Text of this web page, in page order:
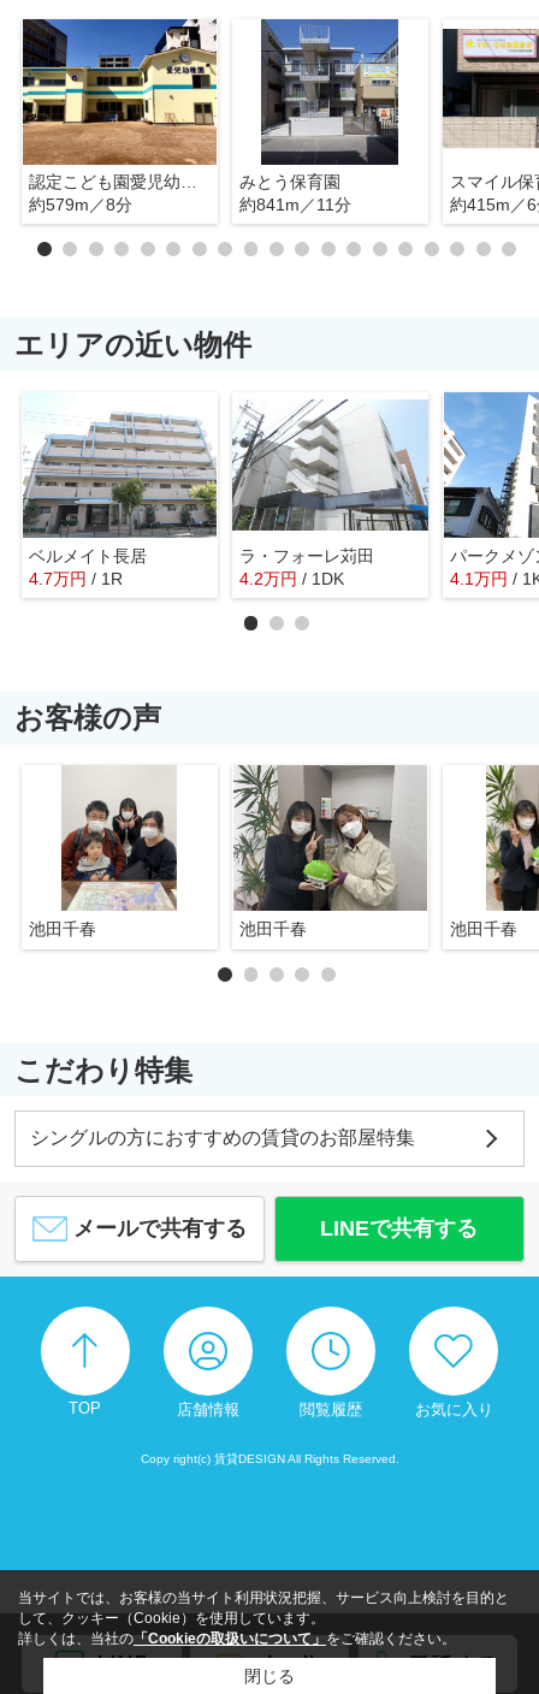
認定こども園愛児幼稚園
約579m／8分
みとう保育園
約841m／11分
スマイル保
約415m／
エリアの近い物件
ベルメイト長居
4.7万円 / 1R
ラ・フォーレ苅田
4.2万円 / 1DK
パークメゾ
4.1万円 /
お客様の声
池田千春 池田千春 池田千春
こだわり特集
シングルの方におすすめの賃貸のお部屋特集
メールで共有する LINEで共有する
TOP 店舗情報 閲覧履歴 お気に入り
Copy right(c) 賃貸DESIGN All Rights Reserved.
当サイトでは、お客様の当サイト利用状況把握、サービス向上検討を目的と
して、クッキー（Cookie）を使用しています。
詳しくは、当社の 「Cookieの取扱いについて」 をご確認ください。
閉じる